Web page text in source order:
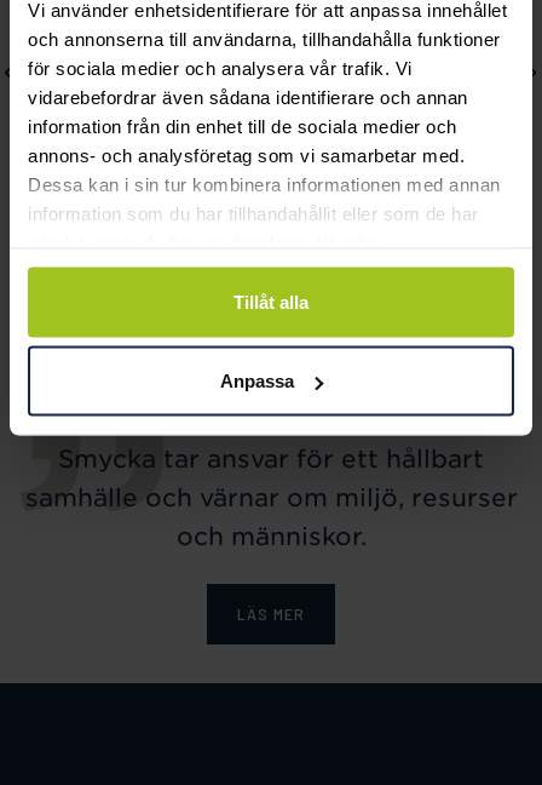
Vi använder enhetsidentifierare för att anpassa innehållet
och annonserna till användarna, tillhandahålla funktioner
för sociala medier och analysera vår trafik. Vi
vidarebefordrar även sådana identifierare och annan
information från din enhet till de sociala medier och
annons- och analysföretag som vi samarbetar med.
Dessa kan i sin tur kombinera informationen med annan
information som du har tillhandahållit eller som de har
Tillåt alla
Anpassa
Heavy rings förgyllt
Pris:2 210 kr
2 210 kr
Raindrop armband
Pris
2 910 kr
Smycka tar ansvar för ett hållbart
samhälle och värnar om miljö, resurser
och människor.
LÄS MER